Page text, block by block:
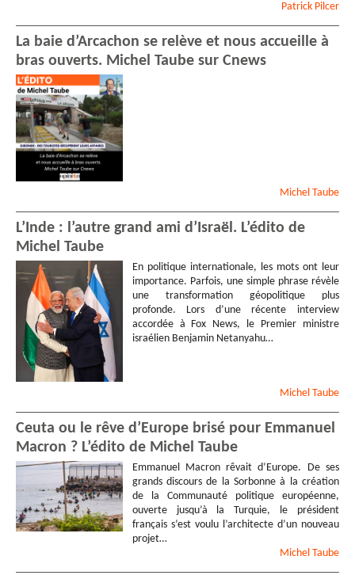
Patrick Pilcer
La baie d’Arcachon se relève et nous accueille à
bras ouverts. Michel Taube sur Cnews
Michel Taube
L’Inde : l’autre grand ami d’Israël. L’édito de
Michel Taube
En politique internationale, les mots ont leur
importance. Parfois, une simple phrase révèle
une transformation géopolitique plus
profonde. Lors d’une récente interview
accordée à Fox News, le Premier ministre
israélien Benjamin Netanyahu…
Michel Taube
Ceuta ou le rêve d’Europe brisé pour Emmanuel
Macron ? L’édito de Michel Taube
Emmanuel Macron rêvait d’Europe. De ses
grands discours de la Sorbonne à la création
de la Communauté politique européenne,
ouverte jusqu’à la Turquie, le président
français s’est voulu l’architecte d’un nouveau
projet…
Michel Taube